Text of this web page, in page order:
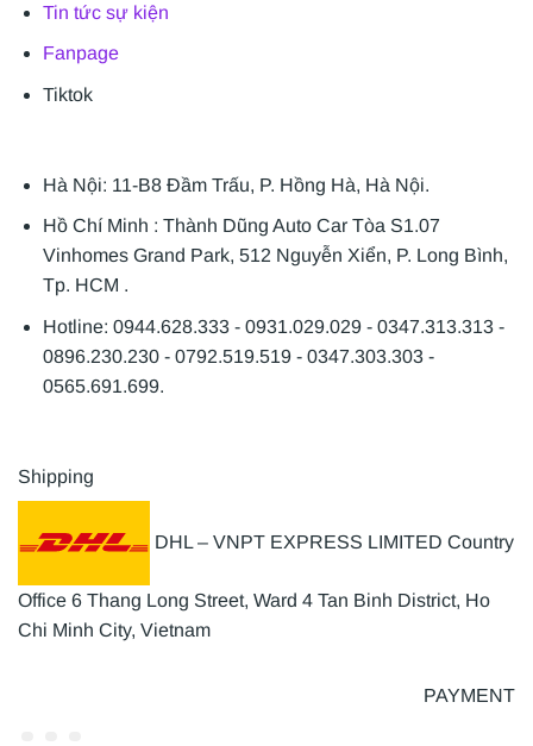
Tin tức sự kiện
Fanpage
Tiktok
Hà Nội: 11-B8 Đầm Trấu, P. Hồng Hà, Hà Nội.
Hồ Chí Minh : Thành Dũng Auto Car Tòa S1.07
Vinhomes Grand Park, 512 Nguyễn Xiển, P. Long Bình,
Tp. HCM .
Hotline: 0944.628.333 - 0931.029.029 - 0347.313.313 -
0896.230.230 - 0792.519.519 - 0347.303.303 -
0565.691.699.
Shipping
DHL – VNPT EXPRESS LIMITED Country
Office 6 Thang Long Street, Ward 4 Tan Binh District, Ho
Chi Minh City, Vietnam
PAYMENT